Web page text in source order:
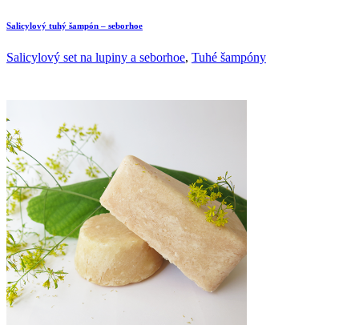
Salicylový tuhý šampón – seborhoe
Salicylový set na lupiny a seborhoe, Tuhé šampóny